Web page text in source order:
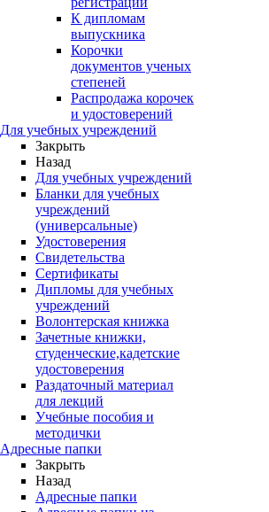
К дипломам
выпускника
Корочки
документов ученых
степеней
Распродажа корочек
и удостоверений
Для учебных учреждений
Закрыть
Назад
Для учебных учреждений
Бланки для учебных
учреждений
(универсальные)
Удостоверения
Свидетельства
Сертификаты
Дипломы для учебных
учреждений
Волонтерская книжка
Зачетные книжки,
студенческие,кадетские
удостоверения
Раздаточный материал
для лекций
Учебные пособия и
методички
Адресные папки
Закрыть
Назад
Адресные папки